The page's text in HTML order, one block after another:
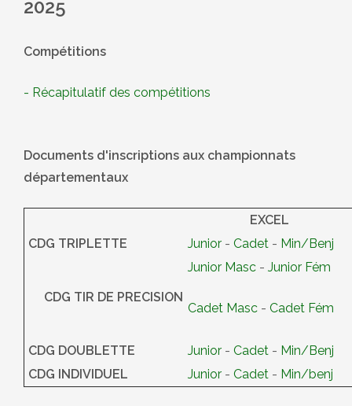
2025
Compétitions
- Récapitulatif des compétitions
Documents d'inscriptions aux championnats
départementaux
EXCEL
CDG TRIPLETTE
Junior - Cadet - Min/Benj
CDG TIR DE PRECISION
Junior Masc - Junior Fém
Cadet Masc - Cadet Fém
CDG DOUBLETTE Junior - Cadet - Min/Benj
CDG INDIVIDUEL
Junior - Cadet - Min/benj